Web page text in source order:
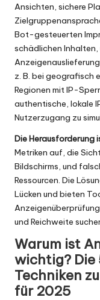
Ansichten, sichere
Bot-gesteuerten
schädlichen Inhalten,
z. B. bei geografisch
Regionen mit IP-
authentische, lokale
Nutzerzugang zu
Die Herausforderung
Metriken auf, die
Bildschirms, und
Ressourcen. Die
Lücken und bieten
und Reichweite
Warum ist
wichtig?
Techniken
für 2025